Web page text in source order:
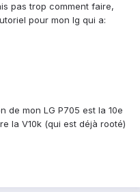
pas trop comment faire,
pour mon lg qui a:
de mon LG P705 est la 10e
la V10k (qui est déjà rooté)